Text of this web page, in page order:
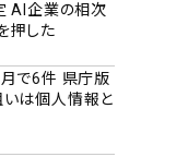
AI企業の相次
押した
で6件 県庁版
いは個人情報と